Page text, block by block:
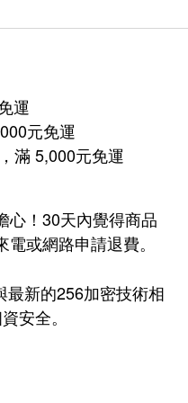
運
元免運
滿 5,000元免運
心！30天內覺得商品
或網路申請退費。
新的256加密技術相
安全。